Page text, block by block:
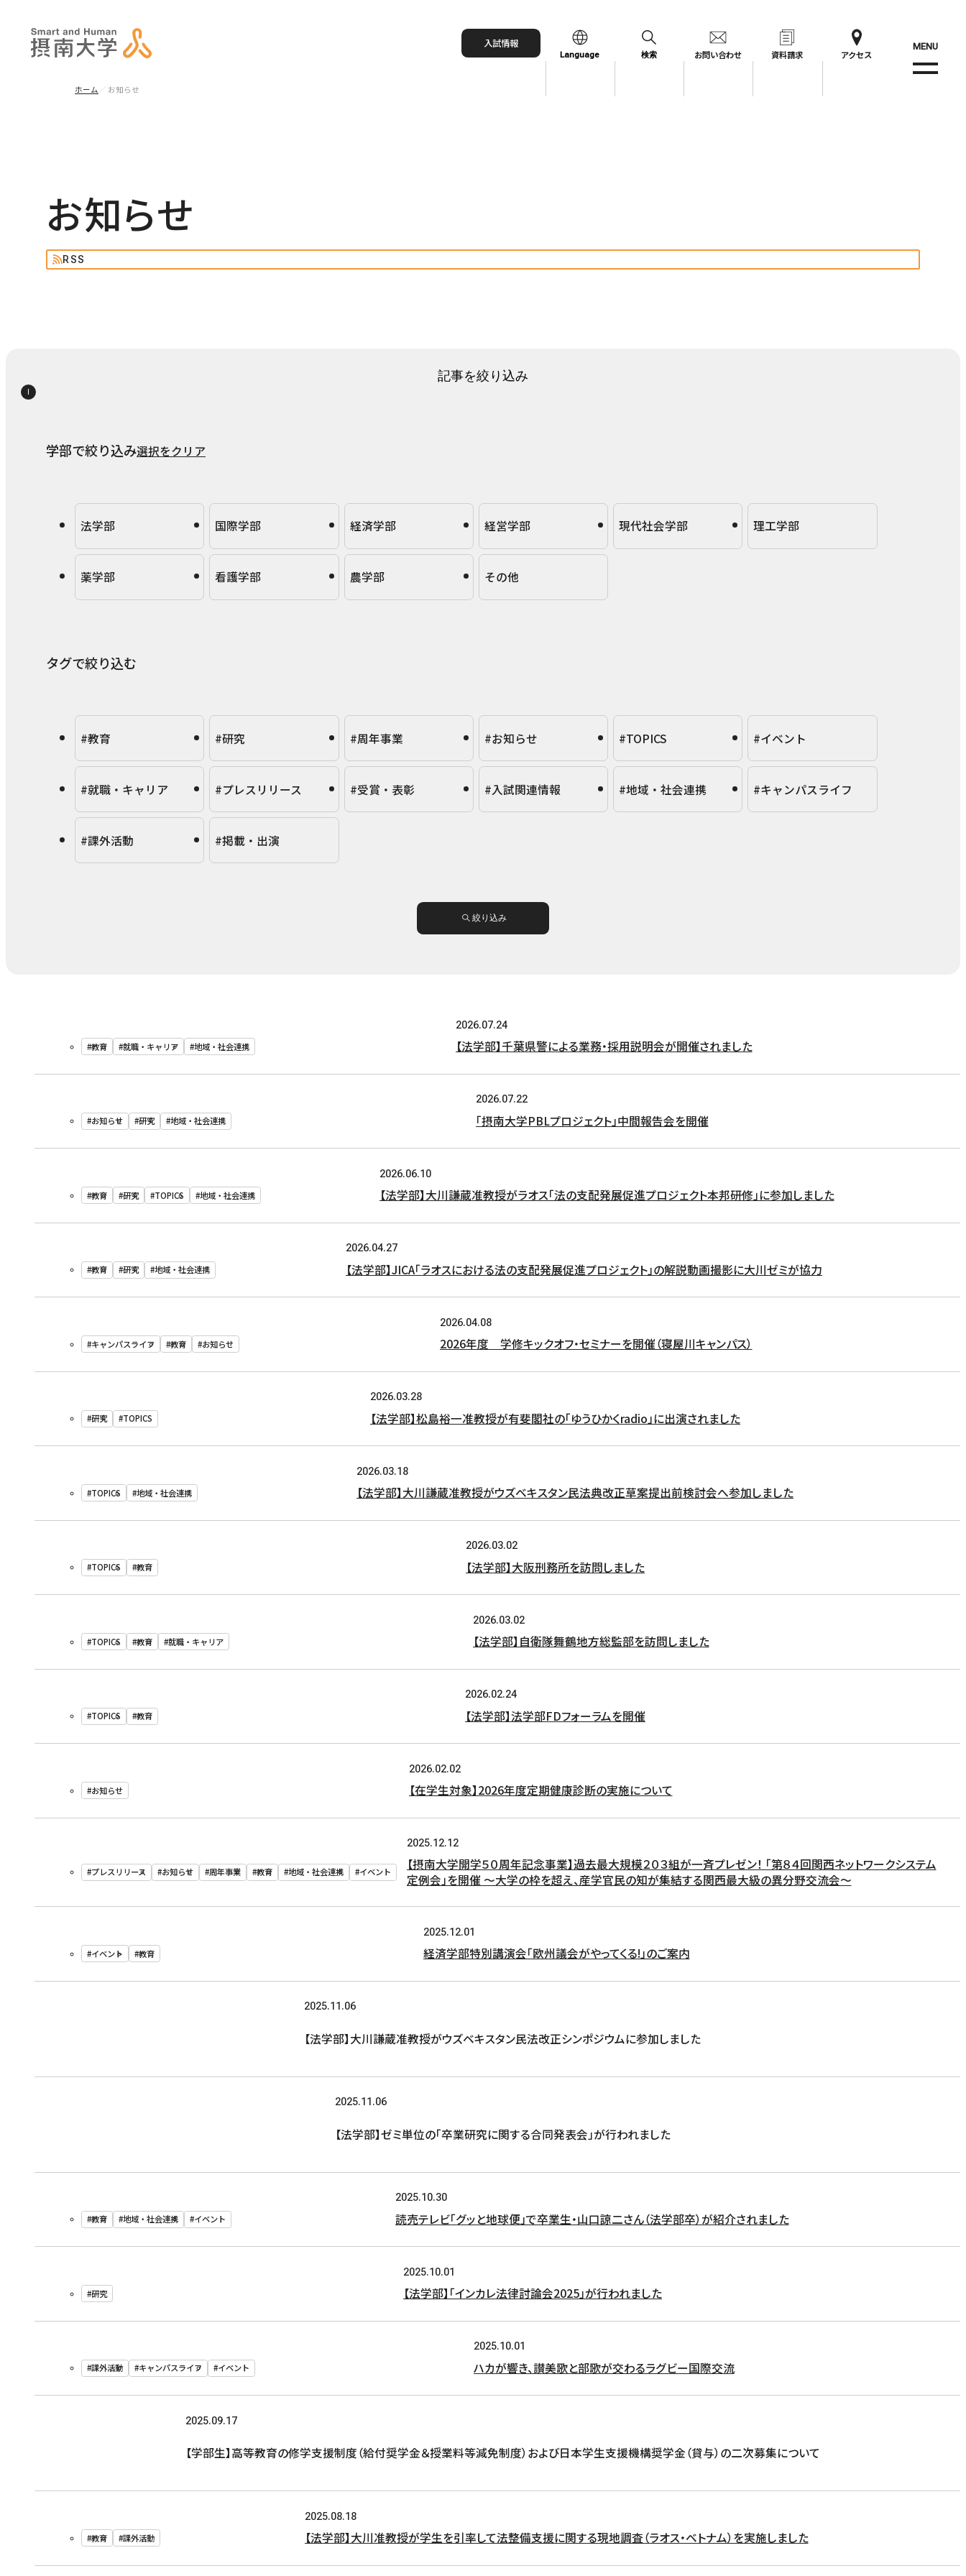
MENU
入試情報
Language 検索 お問い合わせ 資料請求 アクセス
ホーム お知らせ
お知らせ
RSS
記事を絞り込み
学部で絞り込み選択をクリア
法学部 国際学部 経済学部 経営学部 現代社会学部 理工学部
薬学部 看護学部 農学部 その他
タグで絞り込む
#教育 #研究 #周年事業 #お知らせ #TOPICS #イベント
#就職・キャリア #プレスリリース #受賞・表彰 #入試関連情報 #地域・社会連携 #キャンパスライフ
#課外活動 #掲載・出演
絞り込み
2026.07.24
#教育
#就職・キャリア #地域・社会連携 【法学部】千葉県警による業務・採用説明会が開催されました
2026.07.22
#お知らせ
#研究 #地域・社会連携 「摂南大学PBLプロジェクト」中間報告会を開催
2026.06.10
#教育
#研究 #TOPICS #地域・社会連携 【法学部】大川謙蔵准教授がラオス「法の支配発展促進プロジェクト本邦研修」に参加しました
2026.04.27
#教育
#研究 #地域・社会連携 【法学部】JICA「ラオスにおける法の支配発展促進プロジェクト」の解説動画撮影に大川ゼミが協力
2026.04.08
#キャンパスライフ
#教育 #お知らせ 2026年度 学修キックオフ・セミナーを開催（寝屋川キャンパス）
2026.03.28
#研究
#TOPICS 【法学部】松島裕一准教授が有斐閣社の「ゆうひかくradio」に出演されました
2026.03.18
#TOPICS
#地域・社会連携 【法学部】大川謙蔵准教授がウズベキスタン民法典改正草案提出前検討会へ参加しました
2026.03.02
#TOPICS
#教育 【法学部】大阪刑務所を訪問しました
2026.03.02
#TOPICS
#教育 #就職・キャリア 【法学部】自衛隊舞鶴地方総監部を訪問しました
2026.02.24
#TOPICS
#教育 【法学部】法学部FDフォーラムを開催
2026.02.02
#お知らせ
【在学生対象】2026年度定期健康診断の実施について
2025.12.12
#プレスリリース #お知らせ #周年事業 #教育 #地域・社会連携 #イベント
【摂南大学開学５０周年記念事業】過去最大規模２０３組が一斉プレゼン！ 「第８４回関西ネットワークシステム
定例会」を開催 ～大学の枠を超え、産学官民の知が集結する関西最大級の異分野交流会～
2025.12.01
#イベント
#教育 経済学部特別講演会「欧州議会がやってくる!」のご案内
2025.11.06
【法学部】大川謙蔵准教授がウズベキスタン民法改正シンポジウムに参加しました
2025.11.06
【法学部】ゼミ単位の「卒業研究に関する合同発表会」が行われました
2025.10.30
#教育
#地域・社会連携 #イベント 読売テレビ「グッと地球便」で卒業生・山口諒二さん（法学部卒）が紹介されました
2025.10.01
#研究
【法学部】「インカレ法律討論会2025」が行われました
2025.10.01
#課外活動
#キャンパスライフ #イベント ハカが響き、讃美歌と部歌が交わるラグビー国際交流
2025.09.17
【学部生】高等教育の修学支援制度（給付奨学金＆授業料等減免制度）および日本学生支援機構奨学金（貸与）の二次募集について
2025.08.18
#教育
#課外活動 【法学部】大川准教授が学生を引率して法整備支援に関する現地調査（ラオス・ベトナム）を実施しました